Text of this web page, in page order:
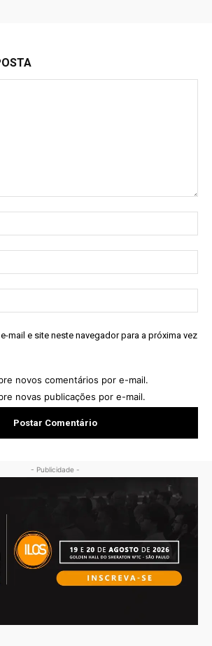
mail e site neste navegador para a próxima vez
novos comentários por e-mail.
novas publicações por e-mail.
- Publicidade -